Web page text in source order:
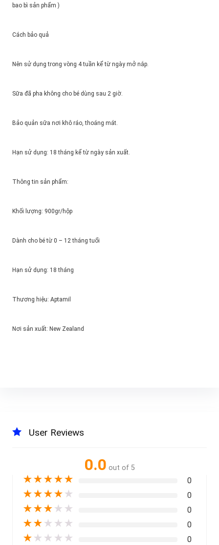
bao bì sản phẩm )
Cách bảo quả
Nên sử dụng trong vòng 4 tuần kể từ ngày mở nắp.
Sữa đã pha không cho bé dùng sau 2 giờ.
Bảo quản sữa nơi khô ráo, thoáng mát.
Hạn sử dụng: 18 tháng kể từ ngày sản xuất.
Thông tin sản phẩm:
Khối lượng: 900gr/hộp
Dành cho bé từ 0 – 12 tháng tuổi
Hạn sử dụng: 18 tháng
Thương hiệu: Aptamil
Nơi sản xuất: New Zealand
User Reviews
0.0 out of 5
★★★★★ 0
★★★★ ★ 0
★★★ ★ ★ 0
★★ ★ ★ ★ 0
★ ★ ★ ★ ★ 0